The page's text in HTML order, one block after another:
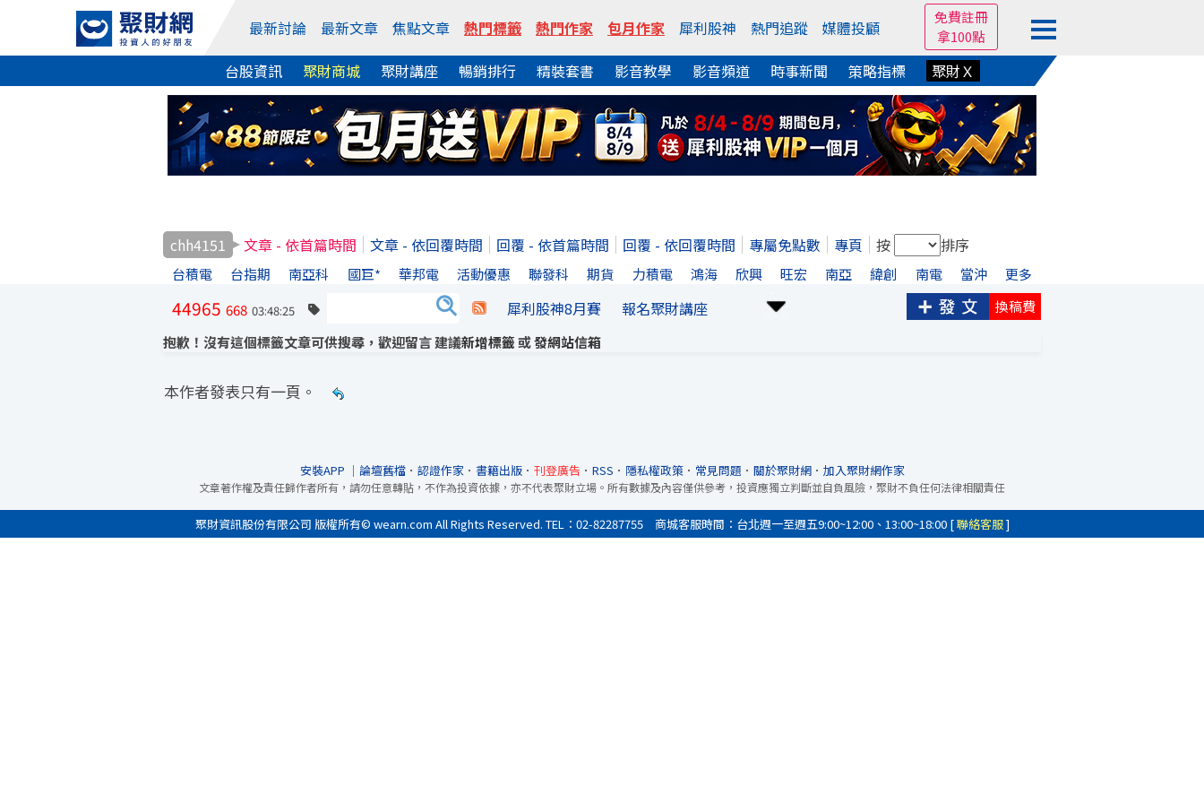
最新討論 最新文章 焦點文章 熱門標籤 熱門作家 包月作家 犀利股神 熱門追蹤 媒體投顧
免費註冊
拿100點
台股資訊 聚財商城 聚財講座 暢銷排行 精裝套書 影音教學 影音頻道 時事新聞 策略指標 聚財Ｘ
chh4151 文章 - 依首篇時間 文章 - 依回覆時間 回覆 - 依首篇時間 回覆 - 依回覆時間 專屬免點數 專頁 按 排序
台積電 台指期 南亞科 國巨* 華邦電 活動優惠 聯發科 期貨 力積電 鴻海 欣興 旺宏 南亞 緯創 南電 當沖 更多
44965 668 03:48:25 犀利股神8月賽 報名聚財講座
換稿費
抱歉！沒有這個標籤文章可供搜尋，歡迎留言 建議新增標籤或發網站信箱
本作者發表只有一頁。
安裝APP ｜ 論壇舊檔． 認證作家． 書籍出版． 刊登廣告 ． RSS ． 隱私權政策． 常見問題 ． 關於聚財網． 加入聚財網作家
文章著作權及責任歸作者所有，請勿任意轉貼，不作為投資依據，亦不代表聚財立場。所有數據及內容僅供參考，投資應獨立判斷並自負風險，聚財不負任何法律相關責任
聚財資訊股份有限公司 版權所有© wearn.com All Rights Reserved. TEL：02-82287755 商城客服時間：台北週一至週五9:00~12:00、13:00~18:00 [聯絡客服]